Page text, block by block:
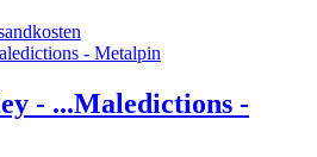
- ...Maledictions -